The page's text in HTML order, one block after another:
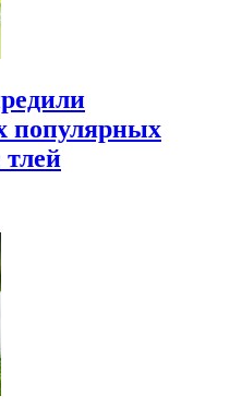
популярных
тлей